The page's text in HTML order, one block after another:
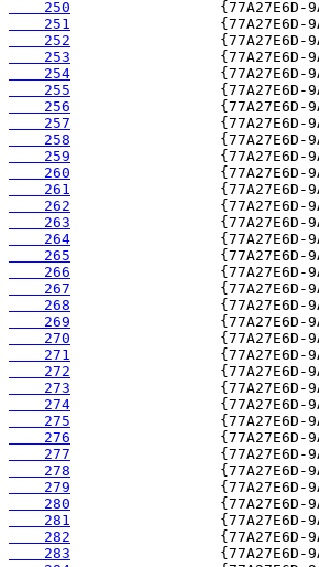
    250
    251
    252
    253
    254
    255
    256
    257
    258
    259
    260
    261
    262
    263
    264
    265
    266
    267
    268
    269
    270
    271
    272
    273
    274
    275
    276
    277
    278
    279
    280
    281
    282
    283